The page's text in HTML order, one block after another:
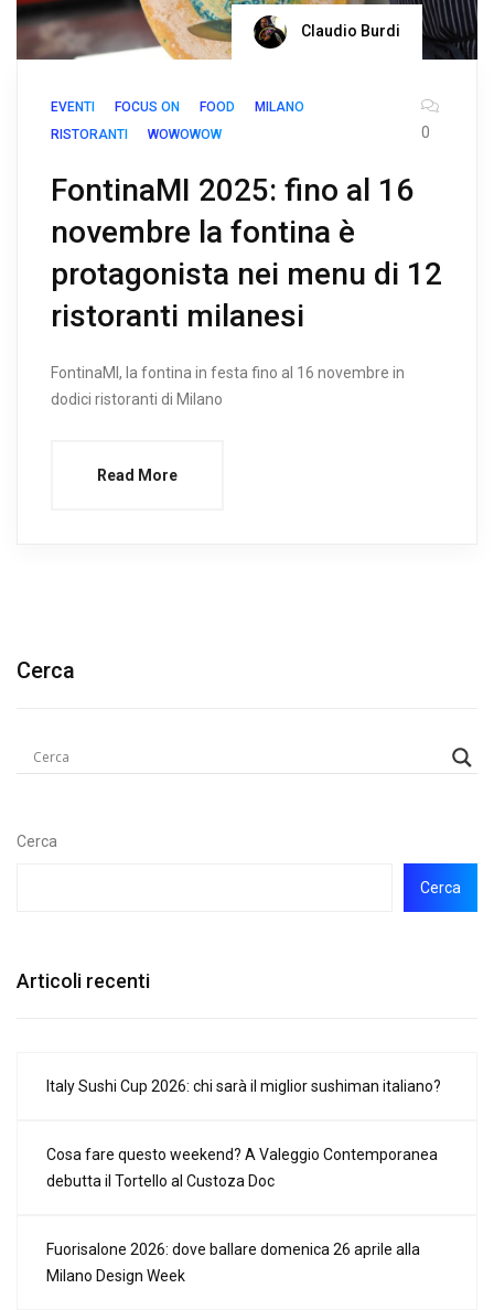
Claudio Burdi
EVENTI FOCUS ON FOOD
MILANO
RISTORANTI
WOWOWOW 0
FontinaMI 2025: fino al 16
novembre la fontina è
protagonista nei menu di 12
ristoranti milanesi
FontinaMI, la fontina in festa fino al 16 novembre in
dodici ristoranti di Milano
Read More
Cerca
Cerca
Cerca
Articoli recenti
Italy Sushi Cup 2026: chi sarà il miglior sushiman italiano?
Cosa fare questo weekend? A Valeggio Contemporanea
debutta il Tortello al Custoza Doc
Fuorisalone 2026: dove ballare domenica 26 aprile alla
Milano Design Week